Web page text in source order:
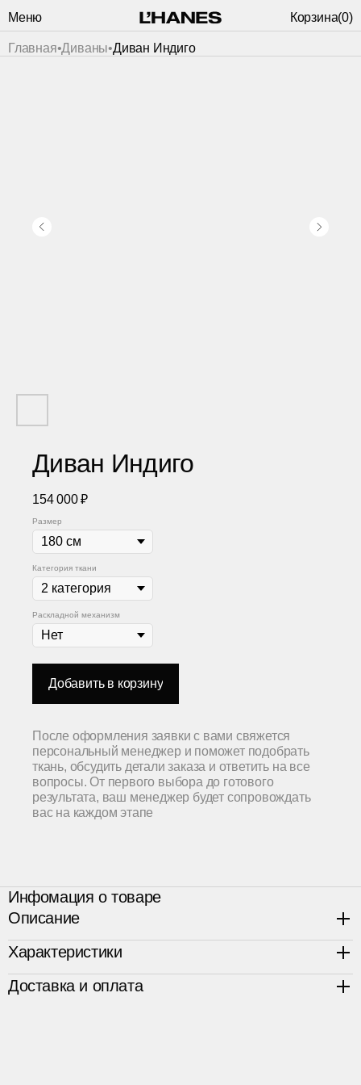
Меню Корзина(0)
Главная•Диваны•Диван Индиго
Диван Индиго
154 000 ₽
Размер
Категория ткани
Раскладной механизм
Добавить в корзину
После оформления заявки с вами свяжется
персональный менеджер и поможет подобрать
ткань, обсудить детали заказа и ответить на все
вопросы. От первого выбора до готового
результата, ваш менеджер будет сопровождать
вас на каждом этапе
Инфомация о товаре
Описание
Возможно изготовление в любом размере. Каркас
выполнен из бруса и фанеры.
Характеристики
Общие габариты, Д×Г×В
Доставка и оплата